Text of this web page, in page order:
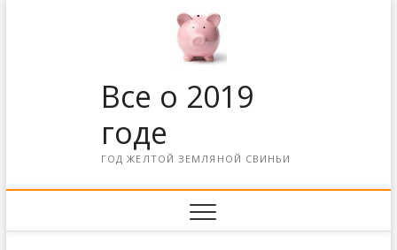
Все о 2019
годе
ГОД ЖЕЛТОЙ ЗЕМЛЯНОЙ СВИНЬИ